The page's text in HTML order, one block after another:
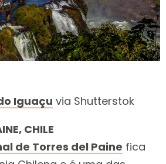
Iguaçu via Shutterstok
CHILE
de Torres del Paine fica